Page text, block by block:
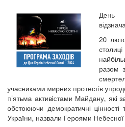
День
20
разом
учасниками мирних протестів
п’ятьма активістами Майдану, які
обстоюючи демократичні цінності
України, назвали Героями Небесної